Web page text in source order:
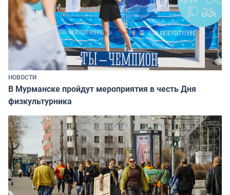
НОВОСТИ
В Мурманске пройдут мероприятия в честь Дня
физкультурника